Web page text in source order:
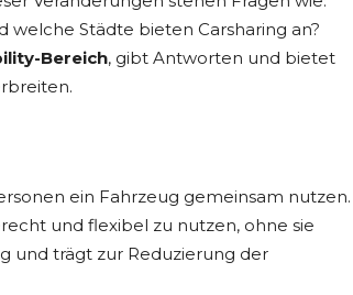
welche Städte bieten Carsharing an?
Bereich, gibt Antworten und bietet
ein Fahrzeug gemeinsam nutzen.
und flexibel zu nutzen, ohne sie
und trägt zur Reduzierung der